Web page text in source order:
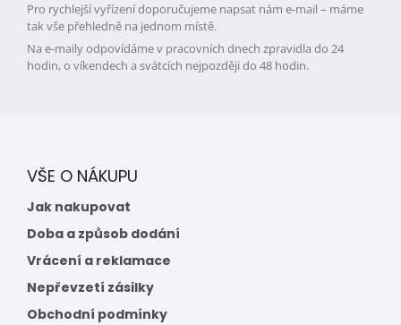
Pro rychlejší vyřízení doporučujeme napsat nám e-mail – máme
tak vše přehledně na jednom místě.
Na e-maily odpovídáme v pracovních dnech zpravidla do 24
hodin, o víkendech a svátcích nejpozději do 48 hodin.
VŠE O NÁKUPU
Jak nakupovat
Doba a způsob dodání
Vrácení a reklamace
Nepřevzetí zásilky
Obchodní podmínky